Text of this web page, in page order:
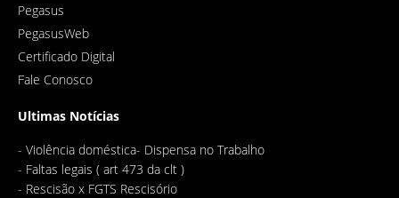
Pegasus
PegasusWeb
Certificado Digital
Fale Conosco
Ultimas Notícias
- Violência doméstica- Dispensa no Trabalho
- Faltas legais ( art 473 da clt )
- Rescisão x FGTS Rescisório